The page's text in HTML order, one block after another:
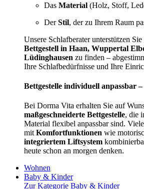
Das Material (Holz, Stoff,
DerStil, der zu Ihrem Raum
Unsere Schlafberater unterstützen Sie
Bettgestell in Haan, Wuppertal
Lüdinghausen zu finden –
Ihre Schlafbedürfnisse und Ihre
Bettgestelle individuell anpassbar
Bei Dorma Vita erhalten Sie auf
maßgeschneiderte Bettgestelle, die
Material flexibel anpassbar sind.
mit Komfortfunktionen wie
integriertem Liftsystem
heute schon an morgen denken.
Wohnen
Baby & Kinder
Zur Kategorie Baby & Kinder